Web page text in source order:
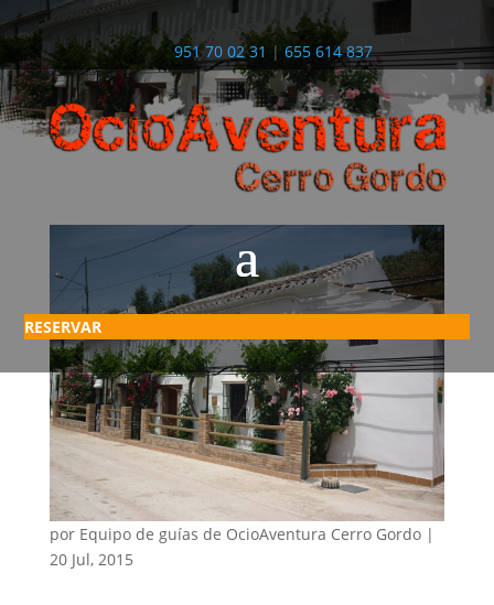
951 70 02 31 | 655 614 837
RESERVAR
por Equipo de guías de OcioAventura Cerro Gordo|
20 Jul, 2015